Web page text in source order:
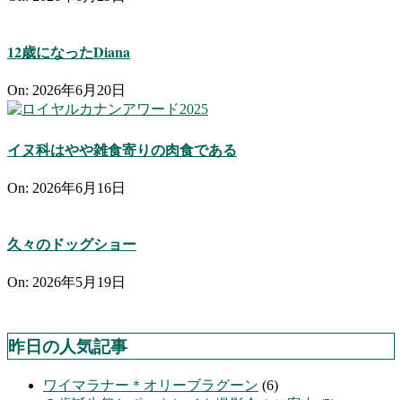
12歳になったDiana
On: 2026年6月20日
イヌ科はやや雑食寄りの肉食である
On: 2026年6月16日
久々のドッグショー
On: 2026年5月19日
昨日の人気記事
ワイマラナー＊オリーブラグーン (6)